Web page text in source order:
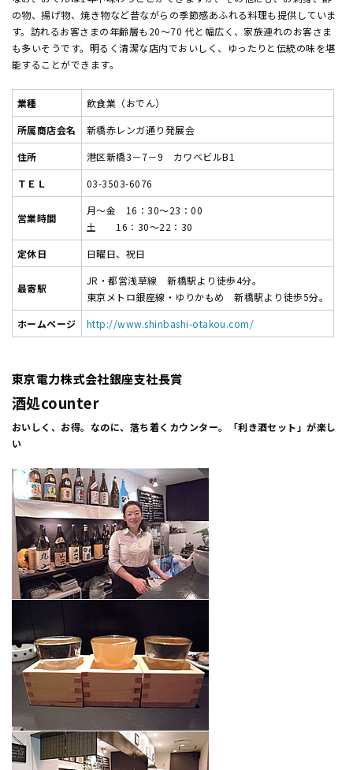
の物、揚げ物、焼き物など昔ながらの季節感あふれる料理も提供していま
す。訪れるお客さまの年齢層も20～70 代と幅広く、家族連れのお客さま
も多いそうです。明るく清潔な店内でおいしく、ゆったりと伝統の味を堪
能することができます。
業種
飲食業（おでん）
所属商店会名
新橋赤レンガ通り発展会
住所
港区新橋3－7－9 カワベビルB1
ＴＥＬ
03-3503-6076
営業時間
月～金 16：30～23：00
土 16：30～22：30
定休日
日曜日、祝日
最寄駅
JR・都営浅草線 新橋駅より徒歩4分。
東京メトロ銀座線・ゆりかもめ 新橋駅より徒歩5分。
ホームページ
http://www.shinbashi-otakou.com/
東京電力株式会社銀座支社長賞
酒処counter
おいしく、お得。なのに、落ち着くカウンター。「利き酒セット」が楽し
い